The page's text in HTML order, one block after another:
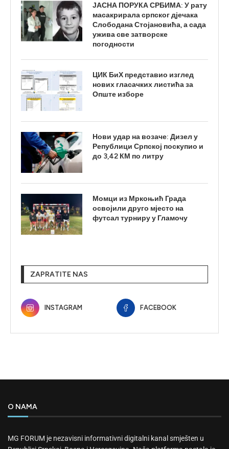
ЈАСНА ПОРУКА СРБИМА: У рату
масакрирала српског дјечака
Слободана Стојановића, а сада
ужива све затворске
погодности
ЦИК БиХ представио изглед
нових гласачких листића за
Опште изборе
Нови удар на возаче: Дизел у
Републици Српској поскупио и
до 3,42 КМ по литру
Момци из Мркоњић Града
освојили друго мјесто на
футсал турниру у Гламочу
ZAPRATITE NAS
INSTAGRAM FACEBOOK
O NAMA
MG FORUM je nezavisni informativni digitalni kanal smješten u